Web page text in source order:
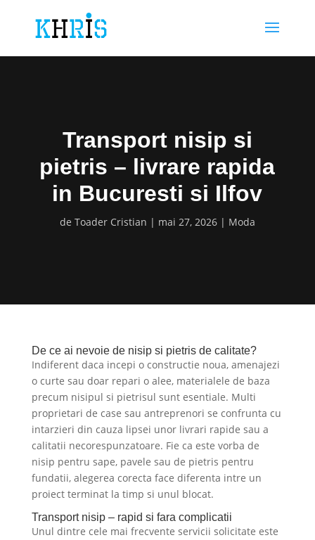
Transport nisip si
pietris – livrare rapida
in Bucuresti si Ilfov
de Toader Cristian mai 27, 2026 Moda
De ce ai nevoie de nisip si pietris de calitate?
Indiferent daca incepi o constructie noua, amenajezi
o curte sau doar repari o alee, materialele de baza
precum nisipul si pietrisul sunt esentiale. Multi
proprietari de case sau antreprenori se confrunta cu
intarzieri din cauza lipsei unor livrari rapide sau a
calitatii necorespunzatoare. Fie ca este vorba de
nisip pentru sape, pavele sau de pietris pentru
fundatii, alegerea corecta face diferenta intre un
proiect terminat la timp si unul blocat.
Transport nisip – rapid si fara complicatii
Unul dintre cele mai frecvente servicii solicitate este